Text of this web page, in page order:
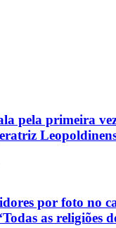
pela primeira
por foto no
as religiões